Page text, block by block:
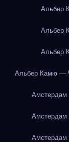
Альбер
Альбер
Альбер
Альбер Камю —
Амстердам
Амстердам
Амстердам